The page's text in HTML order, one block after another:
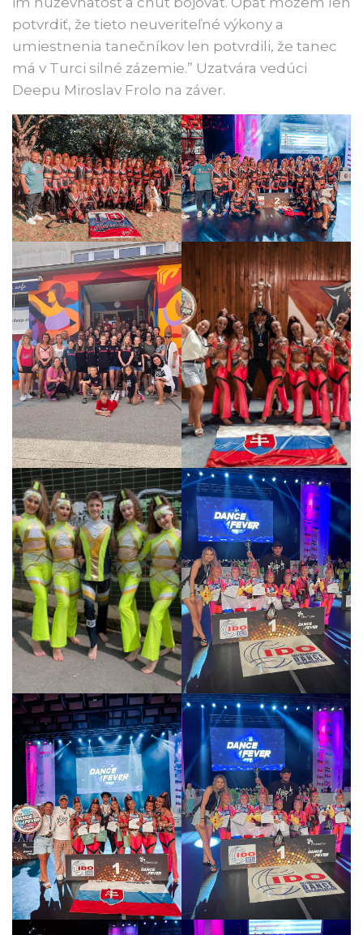
potvrdiť, že tieto neuveriteľné výkony a
umiestnenia tanečníkov len potvrdili, že tanec
má v Turci silné zázemie.” Uzatvára vedúci
Deepu Miroslav Frolo na záver.